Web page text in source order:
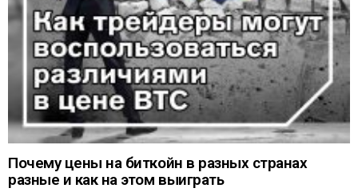
Почему цены на биткойн в разных странах
разные и как на этом выиграть